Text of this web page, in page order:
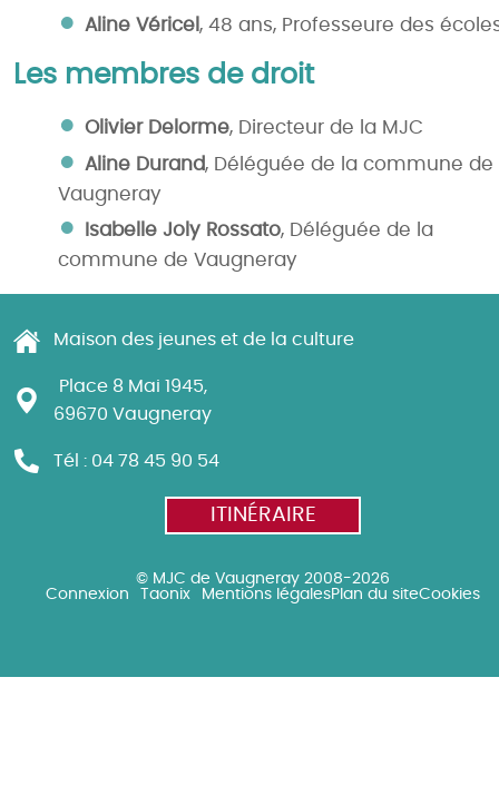
Aline Véricel, 48 ans, Professeure des
Les membres de droit
Olivier Delorme, Directeur de la MJC
Aline Durand, Déléguée de la commune de
Vaugneray
Isabelle Joly Rossato, Déléguée de la
commune de Vaugneray
Maison des jeunes et de la culture
Place 8 Mai 1945,
69670 Vaugneray
Tél : 04 78 45 90 54
ITINÉRAIRE
© MJC de Vaugneray 2008-2026
Connexion
Taonix Mentions légalesPlan du siteCookies